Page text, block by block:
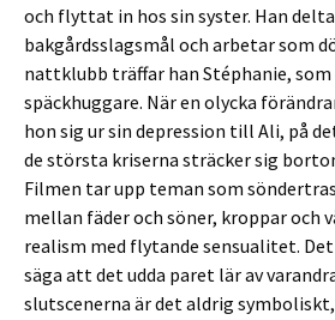
och flyttat in hos sin syster. Han
bakgårdsslagsmål och arbetar som
nattklubb träffar han Stéphanie, som
späckhuggare. När en olycka
hon sig ur sin depression till Ali, på
de största kriserna sträcker sig
Filmen tar upp teman som
mellan fäder och söner, kroppar och
realism med flytande sensualitet.
säga att det udda paret lär av
slutscenerna är det aldrig